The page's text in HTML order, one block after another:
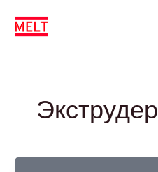
содержимому
Экструдер
сообщений